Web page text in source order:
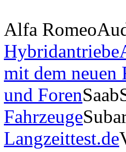
Alfa Romeo
Hybridantriebe
mit dem neuen
und ForenSaab
Fahrzeuge
Langzeittest.de